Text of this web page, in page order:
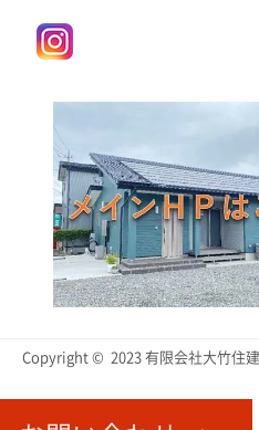
Copyright © 2023 有限会社大竹住建